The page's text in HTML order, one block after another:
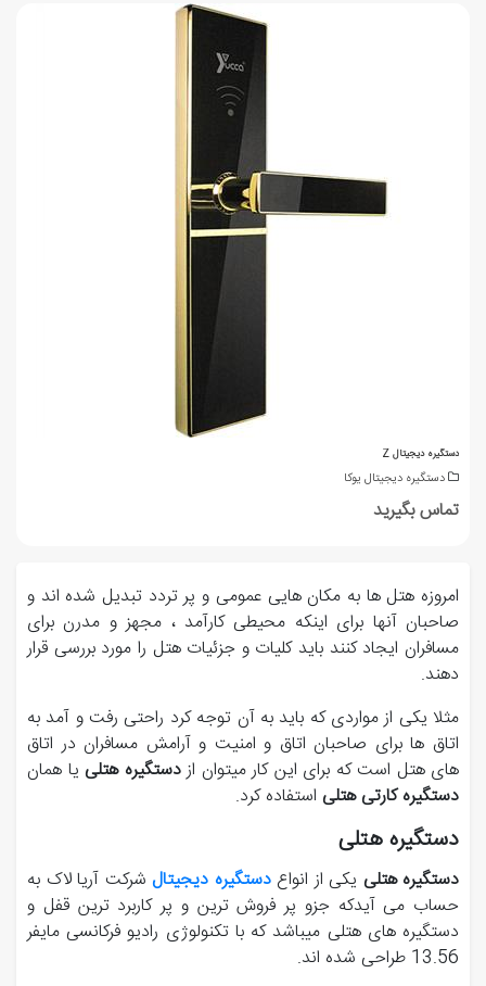
دستگیره دیجیتال Z
دستگیره دیجیتال یوکا
تماس بگیرید
امروزه هتل ها به مکان هایی عمومی و پر تردد تبدیل شده اند و
صاحبان آنها برای اینکه محیطی کارآمد ، مجهز و مدرن برای
مسافران ایجاد کنند باید کلیات و جزئیات هتل را مورد بررسی قرار
دهند.
مثلا یکی از مواردی که باید به آن توجه کرد راحتی رفت و آمد به
اتاق ها برای صاحبان اتاق و امنیت و آرامش مسافران در اتاق
های هتل است که برای این کار میتوان ازدستگیره هتلی یا همان
دستگیره کارتی هتلی استفاده کرد.
دستگیره هتلی
دستگیره هتلی یکی از انواعدستگیره دیجیتال شرکت آریا لاک به
حساب می آیدکه جزو پر فروش ترین و پر کاربرد ترین قفل و
دستگیره های هتلی میباشد که با تکنولوژی رادیو فرکانسی مایفر
13.56 طراحی شده اند.